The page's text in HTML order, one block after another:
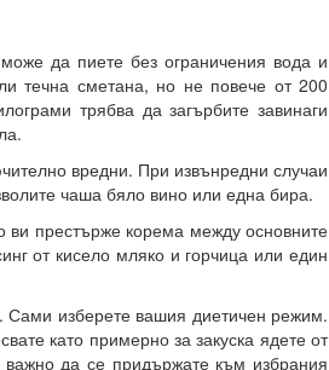
да пиете без ограничения вода и
течна сметана, но не повече от 200
трябва да загърбите завинаги
вредни. При извънредни случаи
чаша бяло вино или една бира.
ви престърже корема между основните
от кисело мляко и горчица или един
Сами изберете вашия диетичен режим.
като примерно за закуска ядете от
да се придържате към избрания